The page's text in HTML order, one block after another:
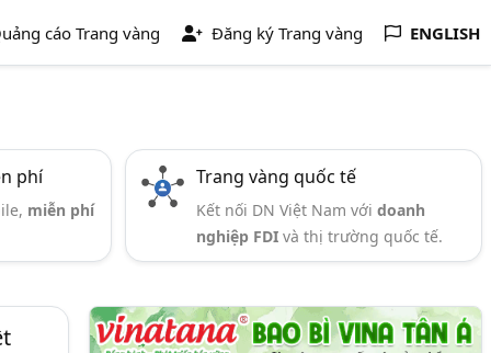
cáo Trang vàng Đăng ký Trang vàng ENGLISH
phí
miễn phí
Trang vàng quốc tế
Kết nối DN Việt Nam vớidoanh
nghiệp FDI và thị trường quốc tế.